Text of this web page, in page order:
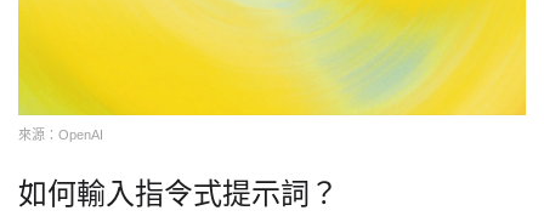
來源：OpenAI
如何輸入指令式提示詞？